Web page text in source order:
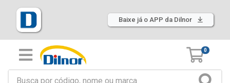
Baixe já o APP da Dilnor
0